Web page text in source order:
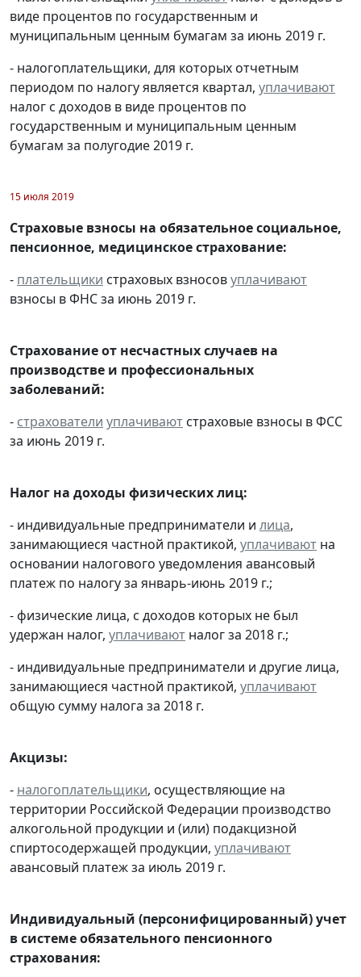
виде процентов по государственным и
муниципальным ценным бумагам за июнь 2019 г.
- налогоплательщики, для которых отчетным
периодом по налогу является квартал, уплачивают
налог с доходов в виде процентов по
государственным и муниципальным ценным
бумагам за полугодие 2019 г.
15 июля 2019
Страховые взносы на обязательное социальное,
пенсионное, медицинское страхование:
- плательщики страховых взносовуплачивают
взносы в ФНС за июнь 2019 г.
Страхование от несчастных случаев на
производстве и профессиональных
заболеваний:
- страхователи уплачивают страховые взносы в ФСС
за июнь 2019 г.
Налог на доходы физических лиц:
- индивидуальные предприниматели и лица,
занимающиеся частной практикой, уплачивают на
основании налогового уведомления авансовый
платеж по налогу за январь-июнь 2019 г.;
- физические лица, с доходов которых не был
удержан налог, уплачивают налог за 2018 г.;
- индивидуальные предприниматели и другие лица,
занимающиеся частной практикой, уплачивают
общую сумму налога за 2018 г.
Акцизы:
- налогоплательщики, осуществляющие на
территории Российской Федерации производство
алкогольной продукции и (или) подакцизной
спиртосодержащей продукции, уплачивают
авансовый платеж за июль 2019 г.
Индивидуальный (персонифицированный) учет
в системе обязательного пенсионного
страхования: